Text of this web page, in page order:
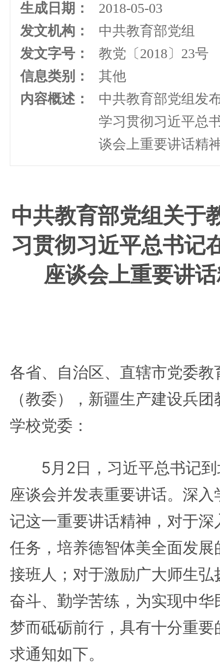
生成日期：
2018-05-03
发文机构：
中共教育部党组
发文字号：
教党〔2018〕23号
信息类别：
其他
内容概述：
中共教育部党组发
学习贯彻习近平总
谈会上重要讲话精
中共教育部党组关于
习贯彻习近平总书记
座谈会上重要讲
各省、自治区、直辖市党委
（教委），新疆生产建设兵
学校党委：
5月2日，习近平总书记到
座谈会并发表重要讲话。深
记这一重要讲话精神，对于
任务，培养德智体美全面发
接班人；对于激励广大师生弘
奋斗、勤学苦练，为实现中
梦而砥砺前行，具有十分重
求通知如下。